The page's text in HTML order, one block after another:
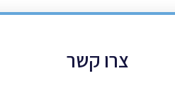
צרו קשר